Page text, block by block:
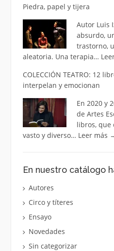
Piedra, papel y tijera
Autor Luis
absurdo,
trastorno,
aleatoria. Una terapia…
COLECCIÓN TEATRO: 12
interpelan y emocionan
En 2020 y
de Artes
libros, que
vasto y diverso… Leer más
En nuestro catálogo
Autores
Circo y títeres
Ensayo
Novedades
Sin categorizar